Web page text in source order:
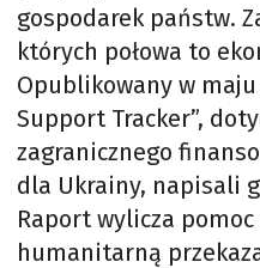
gospodarek państw.
których połowa to
Opublikowany w
Support Tracker”,
zagranicznego
dla Ukrainy, napisali
Raport wylicza
humanitarną